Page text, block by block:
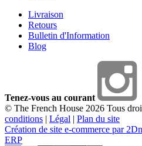
Livraison
Retours
Bulletin d'Information
Blog
Tenez-vous au courant
© The French House 2026 Tous
conditions | Légal | Plan du site
Création de site e-commerce par
ERP